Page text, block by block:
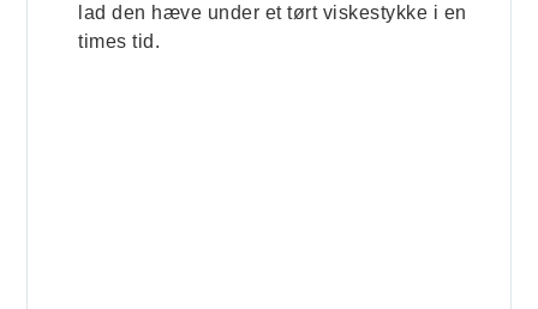
lad den hæve under et tørt viskestykke i en
times tid.